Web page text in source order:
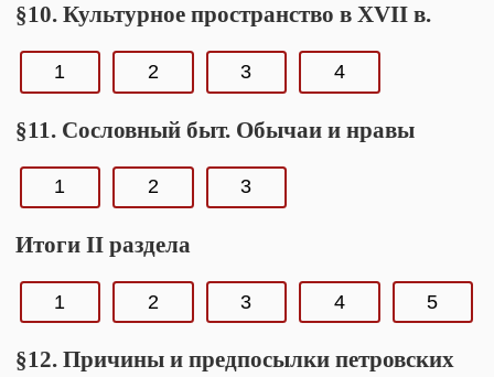
§10. Культурное пространство в XVII в.
1 2 3 4
§11. Сословный быт. Обычаи и нравы
1 2 3
Итоги II раздела
1 2 3 4 5
§12. Причины и предпосылки петровских